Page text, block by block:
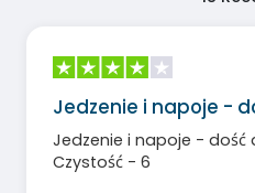
Jedzenie i napoje -
Jedzenie i napoje - dość
Czystość - 6